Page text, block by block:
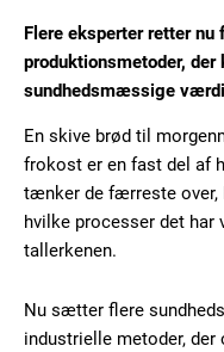
Flere eksperter retter
produktionsmetoder,
sundhedsmæssige
En skive brød til
frokost er en fast del af
tænker de færreste over,
hvilke processer det
tallerkenen.
Nu sætter flere
industrielle metoder,